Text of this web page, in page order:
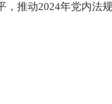
，推动2024年党内法